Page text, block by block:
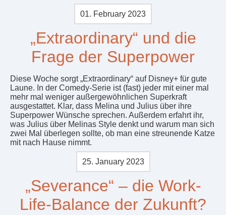
01. February 2023
„Extraordinary“ und die
Frage der Superpower
Diese Woche sorgt „Extraordinary“ auf Disney+ für gute
Laune. In der Comedy-Serie ist (fast) jeder mit einer mal
mehr mal weniger außergewöhnlichen Superkraft
ausgestattet. Klar, dass Melina und Julius über ihre
Superpower Wünsche sprechen. Außerdem erfahrt ihr,
was Julius über Melinas Style denkt und warum man sich
zwei Mal überlegen sollte, ob man eine streunende Katze
mit nach Hause nimmt.
25. January 2023
„Severance“ – die Work-
Life-Balance der Zukunft?